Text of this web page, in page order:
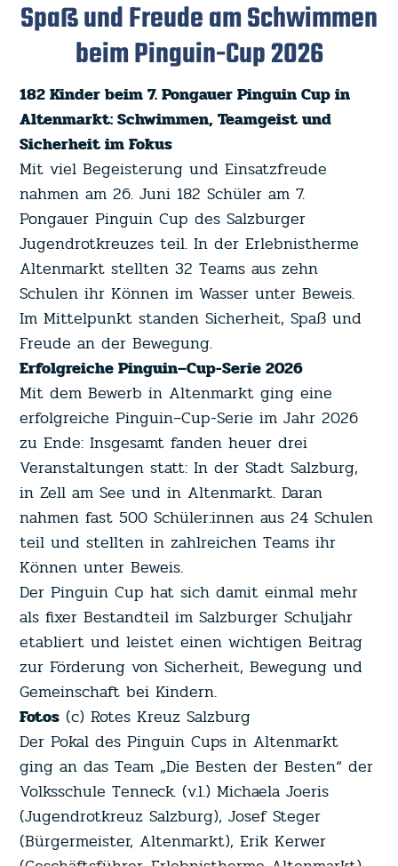
Spaß und Freude am Schwimmen
beim Pinguin-Cup 2026
182 Kinder beim 7. PongauerPinguinCupin
Altenmarkt: Schwimmen, Teamgeist und
Sicherheit im Fokus
Mit viel Begeisterung und Einsatzfreude
nahmen am 26. Juni 182 Schüler am 7.
PongauerPinguin Cup des Salzburger
Jugendrotkreuzes teil. In der Erlebnistherme
Altenmarkt stellten 32 Teams aus zehn
Schulen ihr Können im Wasser unter Beweis.
Im Mittelpunkt standen Sicherheit, Spaß und
Freude an der Bewegung.
ErfolgreichePinguin–Cup-Serie 2026
Mit dem Bewerb in Altenmarkt ging eine
erfolgreichePinguin–Cup-Serie im Jahr 2026
zu Ende: Insgesamt fanden heuer drei
Veranstaltungen statt: In der Stadt Salzburg,
in Zell am See und in Altenmarkt. Daran
nahmen fast 500 Schüler:innen aus 24 Schulen
teil und stellten in zahlreichen Teams ihr
Können unter Beweis.
DerPinguin Cup hat sich damit einmal mehr
als fixer Bestandteil im Salzburger Schuljahr
etabliert und leistet einen wichtigen Beitrag
zur Förderung von Sicherheit, Bewegung und
Gemeinschaft bei Kindern.
Fotos (c) Rotes Kreuz Salzburg
Der Pokal desPinguin Cups in Altenmarkt
ging an das Team „Die Besten der Besten“ der
Volksschule Tenneck. (v.l.) Michaela Joeris
(Jugendrotkreuz Salzburg), Josef Steger
(Bürgermeister, Altenmarkt), Erik Kerwer